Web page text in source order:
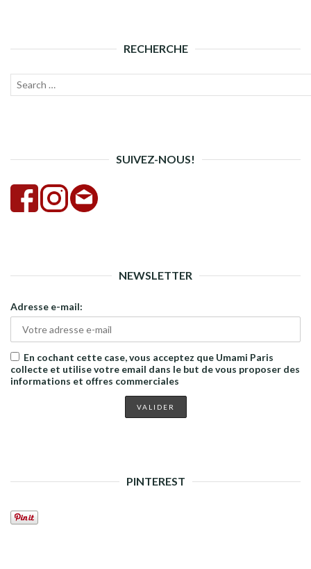
RECHERCHE
Recherche
SUIVEZ-NOUS!
NEWSLETTER
Adresse e-mail:
En cochant cette case, vous acceptez que Umami Paris
collecte et utilise votre email dans le but de vous proposer des
informations et offres commerciales
PINTEREST